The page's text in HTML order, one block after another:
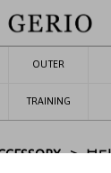
OUTER
TRAINING
> 뷰티